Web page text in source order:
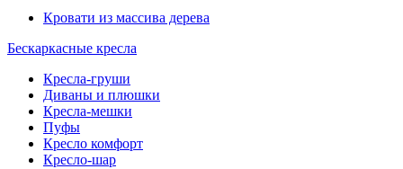
Кровати из массива дерева
Бескаркасные кресла
Кресла-груши
Диваны и плюшки
Кресла-мешки
Пуфы
Кресло комфорт
Кресло-шар